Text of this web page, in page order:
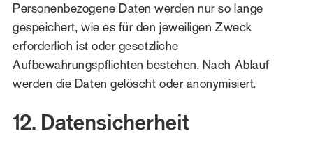
Personenbezogene Daten werden nur so lange
gespeichert, wie es für den jeweiligen Zweck
erforderlich ist oder gesetzliche
Aufbewahrungspflichten bestehen. Nach Ablauf
werden die Daten gelöscht oder anonymisiert.
12. Datensicherheit